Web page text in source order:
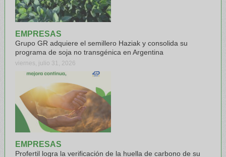
EMPRESAS
Grupo GR adquiere el semillero Haziak y consolida su
programa de soja no transgénica en Argentina
viernes, julio 31, 2026
EMPRESAS
Profertil logra la verificación de la huella de carbono de su